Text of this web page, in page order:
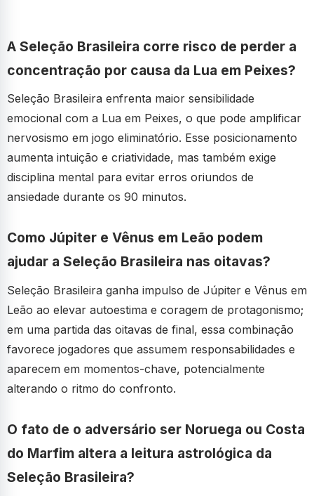
A Seleção Brasileira corre risco de perder a
concentração por causa da Lua em Peixes?
Seleção Brasileira enfrenta maior sensibilidade
emocional com a Lua em Peixes, o que pode amplificar
nervosismo em jogo eliminatório. Esse posicionamento
aumenta intuição e criatividade, mas também exige
disciplina mental para evitar erros oriundos de
ansiedade durante os 90 minutos.
Como Júpiter e Vênus em Leão podem
ajudar a Seleção Brasileira nas oitavas?
Seleção Brasileira ganha impulso de Júpiter e Vênus em
Leão ao elevar autoestima e coragem de protagonismo;
em uma partida das oitavas de final, essa combinação
favorece jogadores que assumem responsabilidades e
aparecem em momentos-chave, potencialmente
alterando o ritmo do confronto.
O fato de o adversário ser Noruega ou Costa
do Marfim altera a leitura astrológica da
Seleção Brasileira?